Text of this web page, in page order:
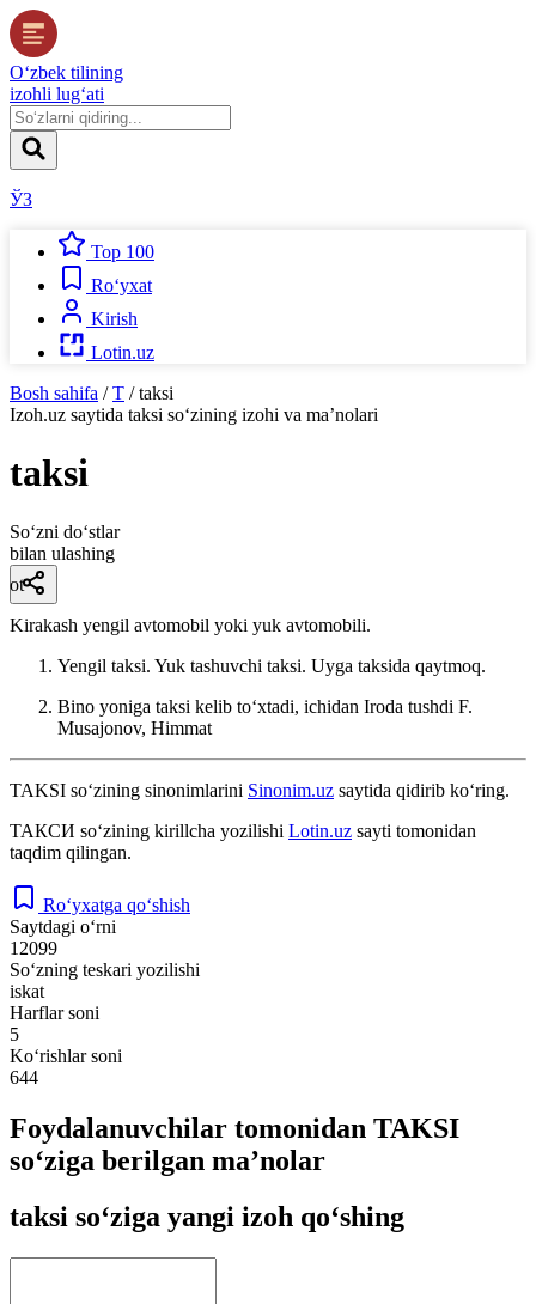
O‘zbek tilining
izohli lug‘ati
ЎЗ
Top 100
Ro‘yxat
Kirish
Lotin.uz
Bosh sahifa / T / taksi
Izoh.uz saytida taksi so‘zining izohi va ma’nolari
taksi
So‘zni do‘stlar
bilan ulashing
ot
Kirakash yengil avtomobil yoki yuk avtomobili.
Yengil taksi. Yuk tashuvchi taksi. Uyga taksida qaytmoq.
Bino yoniga taksi kelib toʻxtadi, ichidan Iroda tushdi F.
Musajonov, Himmat
TAKSI so‘zining sinonimlarini Sinonim.uz saytida qidirib ko‘ring.
ТАКСИ so‘zining kirillcha yozilishi Lotin.uz sayti tomonidan
taqdim qilingan.
Ro‘yxatga qo‘shish
Saytdagi o‘rni
12099
So‘zning teskari yozilishi
iskat
Harflar soni
5
Ko‘rishlar soni
644
Foydalanuvchilar tomonidan TAKSI
so‘ziga berilgan ma’nolar
taksi so‘ziga yangi izoh qo‘shing